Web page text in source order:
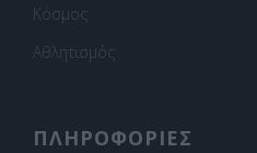
Κόσμος
Αθλητισμός
ΠΛΗΡΟΦΟΡΙΕΣ